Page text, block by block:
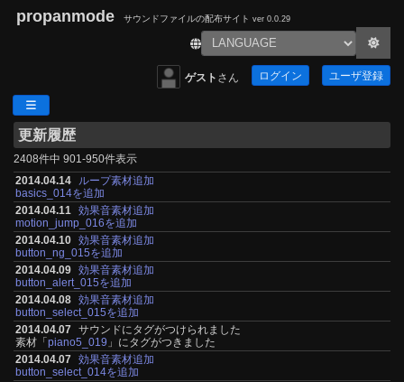
propanmode サウンドファイルの配布サイト ver 0.0.29
ゲスト さん ログイン ユーザ登録
更新履歴
2408件中 901-950件表示
2014.04.14
ループ素材追加
basics_014を追加
2014.04.11 効果音素材追加
motion_jump_016を追加
2014.04.10 効果音素材追加
button_ng_015を追加
2014.04.09 効果音素材追加
button_alert_015を追加
2014.04.08 効果音素材追加
button_select_015を追加
2014.04.07 サウンドにタグがつけられました
素材「piano5_019 」にタグがつきました
2014.04.07 効果音素材追加
button_select_014を追加